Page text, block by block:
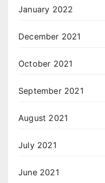
January 2022
December 2021
October 2021
September 2021
August 2021
July 2021
June 2021